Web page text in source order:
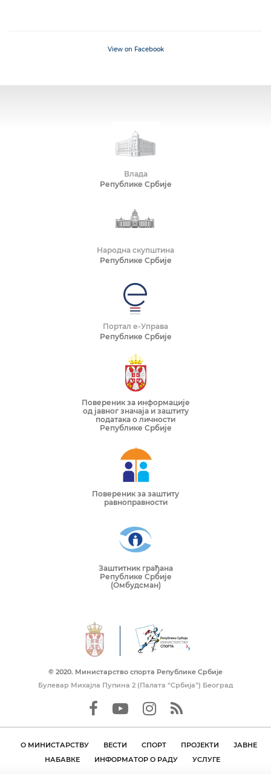
View on Facebook
Влада
Републике Србије
Народна скупштина
Републике Србије
Портал е-Управа
Републике Србије
Повереник за информације
од јавног значаја и заштиту
података о личности
Републике Србије
Повереник за заштиту
равноправности
Заштитник грађана
Републике Србије
(Омбудсман)
© 2020. Mинистарство спорта Републике Србије
Булевар Михајла Пупина 2 (Палата “Србија”) Београд
О МИНИСТАРСТВУ ВЕСТИ СПОРТ ПРОЈЕКТИ
ЈАВНЕ
НАБАВКЕ
ИНФОРМАТОР О РАДУ УСЛУГЕ